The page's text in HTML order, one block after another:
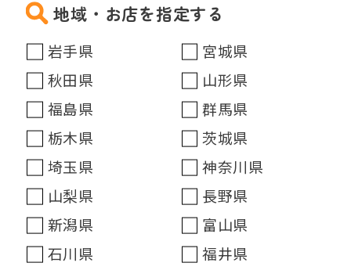
地域・お店を指定する
岩手県
宮城県
秋田県
山形県
福島県
群馬県
栃木県
茨城県
埼玉県
神奈川県
山梨県
長野県
新潟県
富山県
石川県
福井県